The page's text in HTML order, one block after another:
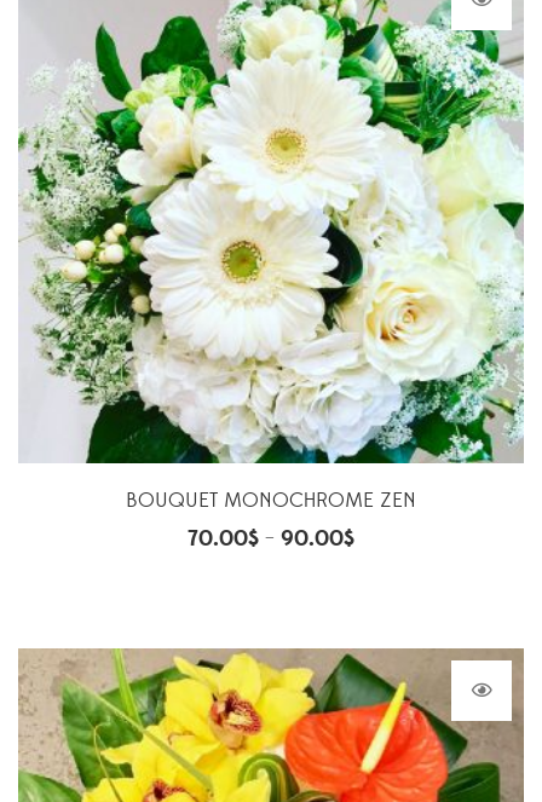
BOUQUET MONOCHROME ZEN
70.00$ – 90.00$